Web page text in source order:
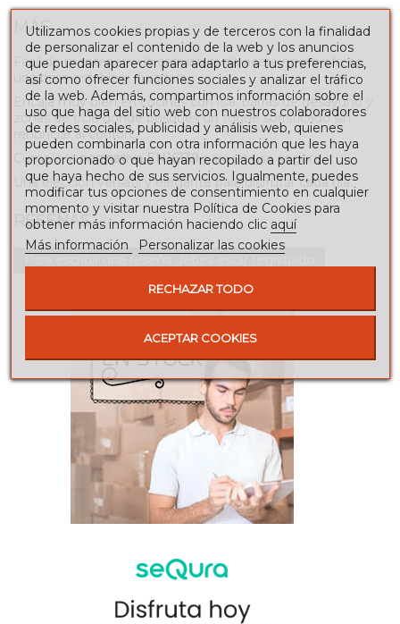
MÁS
Fácil de mantener, y la estructura de acero negro ofrece
una baseestable y duradera.
Encaja muy bien en cocinas con isla, barras de desayuno y
zonas de ocio donde busques un toque sofisticado sin
renunciar al confort.
Cumple lanormativa EN16139para un uso seguro.
Una elección versátil y elegantepara disfrutar cada día.
RESEÑAS
Utilizamos cookies propias y de terceros con la finalidad
de personalizar el contenido de la web y los anuncios
que puedan aparecer para adaptarlo a tus preferencias,
así como ofrecer funciones sociales y analizar el tráfico
de la web. Además, compartimos información sobre el
uso que haga del sitio web con nuestros colaboradores
de redes sociales, publicidad y análisis web, quienes
pueden combinarla con otra información que les haya
proporcionado o que hayan recopilado a partir del uso
que haya hecho de sus servicios. Igualmente, puedes
modificar tus opciones de consentimiento en cualquier
momento y visitar nuestra Política de Cookies para
obtener más información haciendo clic aquí
Más información
Personalizar las cookies
RECHAZAR TODO
ACEPTAR COOKIES